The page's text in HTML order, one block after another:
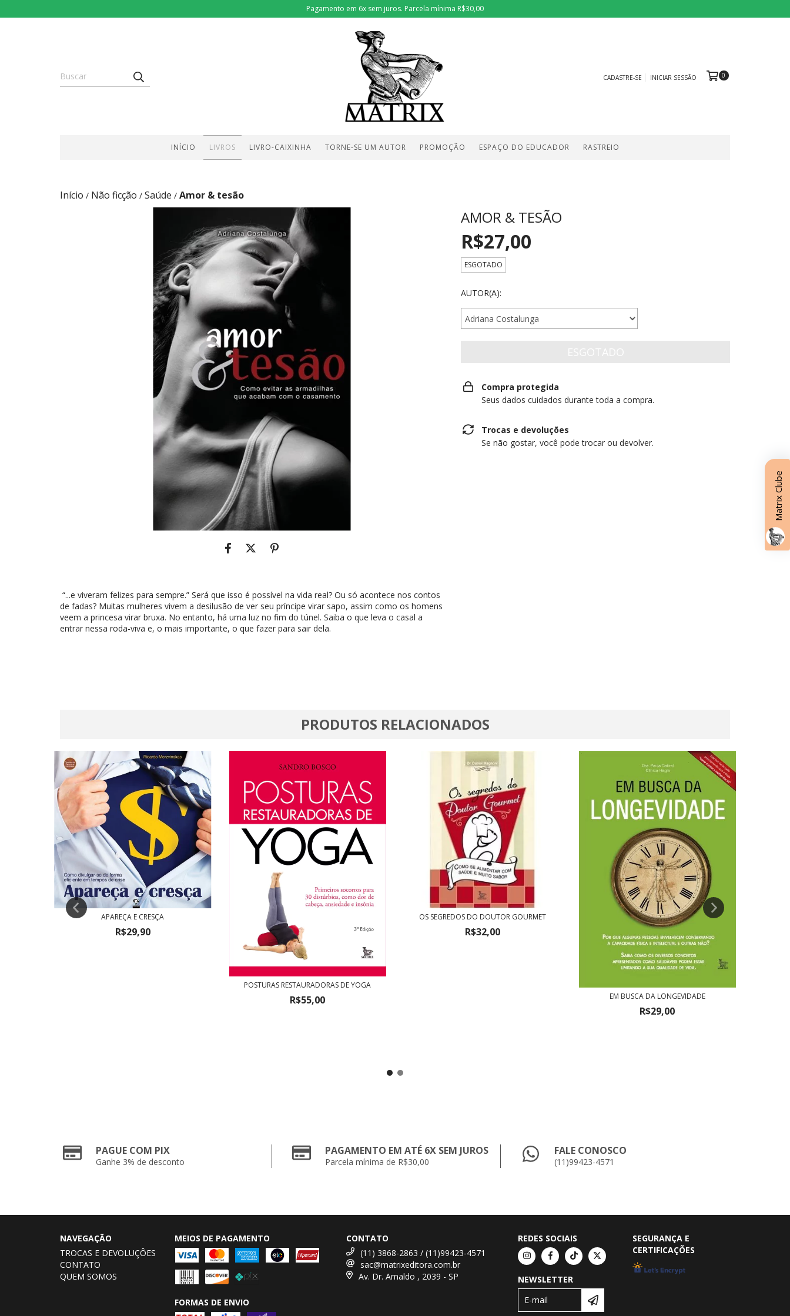
Pagamento em 6x sem juros. Parcela mínima R$30,00
CADASTRE-SE INICIAR SESSÃO 0
INÍCIO LIVROS LIVRO-CAIXINHA TORNE-SE UM AUTOR PROMOÇÃO ESPAÇO DO EDUCADOR RASTREIO
Início / Não ficção / Saúde / Amor & tesão
“...e viveram felizes para sempre.” Será que isso é possível na vida real? Ou só acontece nos contos
de fadas? Muitas mulheres vivem a desilusão de ver seu príncipe virar sapo, assim como os homens
veem a princesa virar bruxa. No entanto, há uma luz no fim do túnel. Saiba o que leva o casal a
entrar nessa roda-viva e, o mais importante, o que fazer para sair dela.
AMOR & TESÃO
R$27,00
ESGOTADO
AUTOR(A):
Compra protegida
Seus dados cuidados durante toda a compra.
Trocas e devoluções
Se não gostar, você pode trocar ou devolver.
PRODUTOS RELACIONADOS
APAREÇA E CRESÇA
R$29,90
POSTURAS RESTAURADORAS DE YOGA
R$55,00
OS SEGREDOS DO DOUTOR GOURMET
R$32,00
EM BUSCA DA LONGEVIDADE
R$29,00
PAGUE COM PIX
Ganhe 3% de desconto
PAGAMENTO EM ATÉ 6X SEM JUROS
Parcela mínima de R$30,00
FALE CONOSCO
(11)99423-4571
NAVEGAÇÃO
TROCAS E DEVOLUÇÔES
CONTATO
QUEM SOMOS
MEIOS DE PAGAMENTO
FORMAS DE ENVIO
CONTATO
(11) 3868-2863 / (11)99423-4571
sac@matrixeditora.com.br
Av. Dr. Arnaldo , 2039 - SP
REDES SOCIAIS
NEWSLETTER
SEGURANÇA E
CERTIFICAÇÕES
Matrix Clube